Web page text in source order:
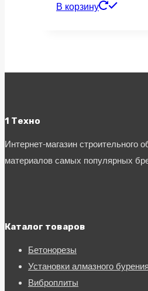
В корзину
1 Техно
Интернет-магазин строительного
материалов самых популярных
Каталог товаров
Бетонорезы
Установки алмазного бурения
Виброплиты